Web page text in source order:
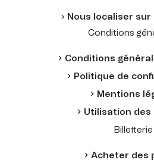
Nous localiser sur
Conditions
Conditions
Politique de
Mentions
Utilisation des
Billetterie
Acheter des